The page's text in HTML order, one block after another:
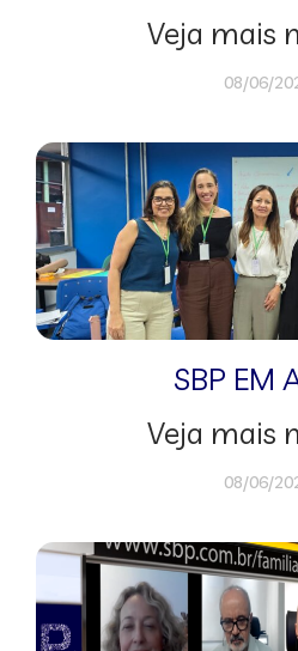
Veja mais
08/06/
SBP EM
Veja mais
08/06/